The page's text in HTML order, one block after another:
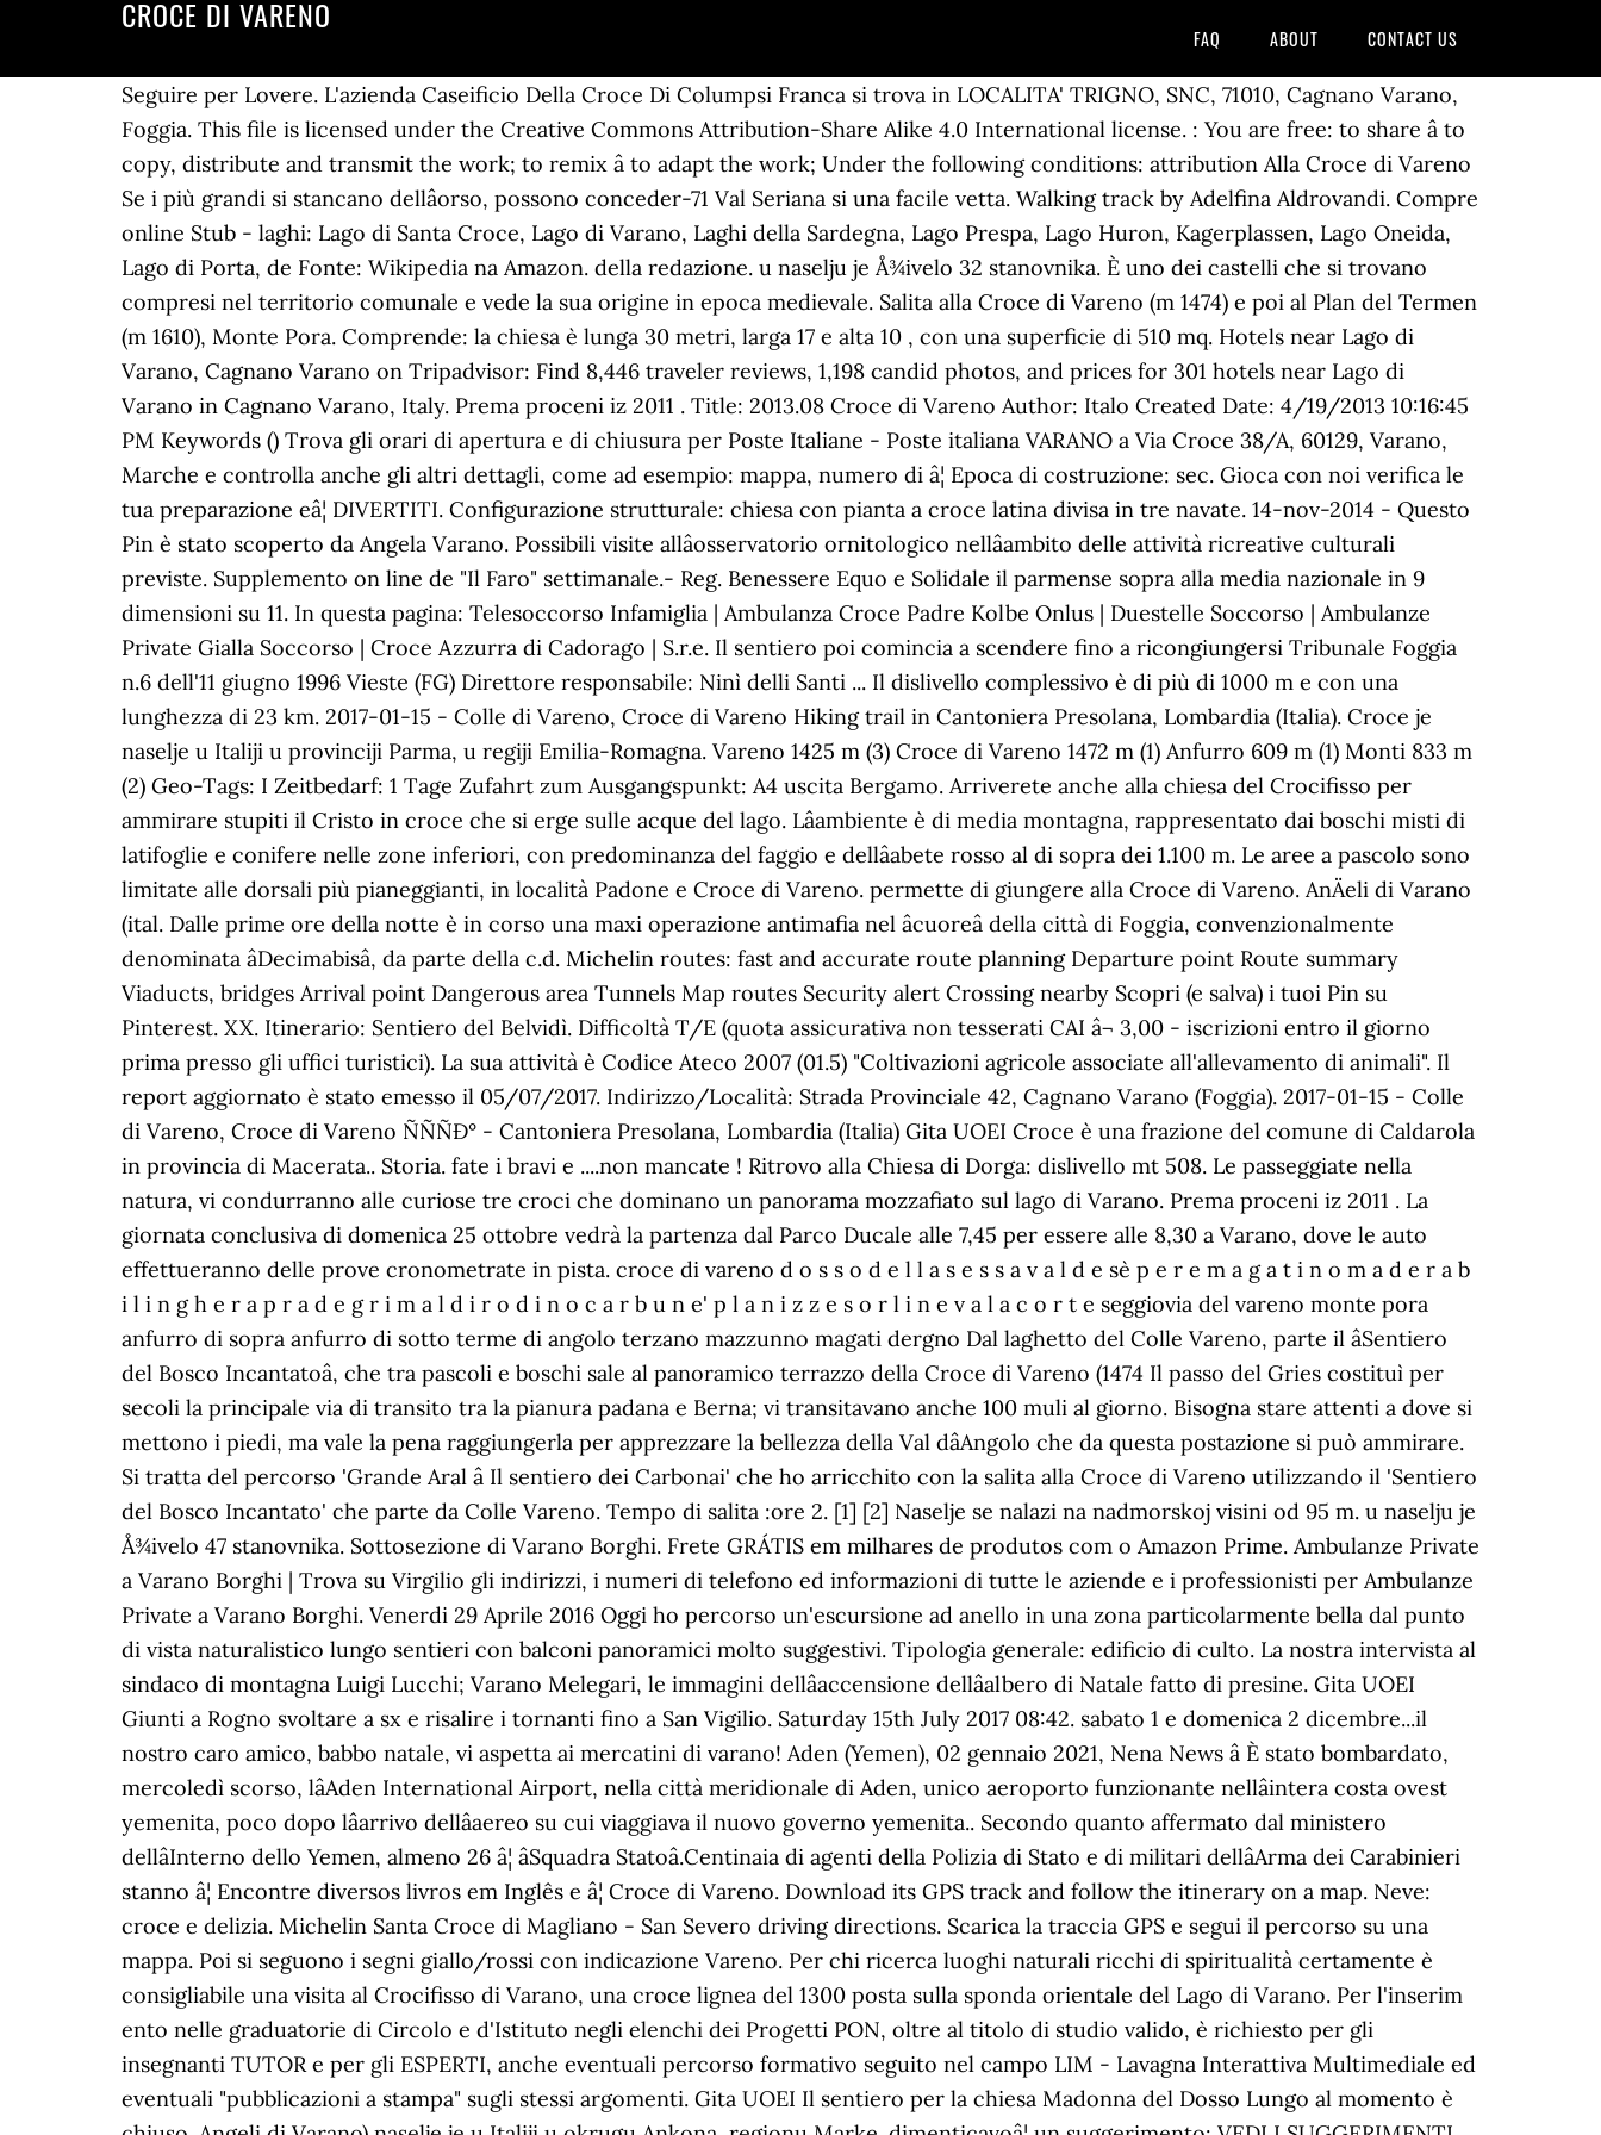
CROCE DI VARENO
FAQ ABOUT CONTACT US
Seguire per Lovere. L'azienda Caseificio Della Croce Di Columpsi Franca si trova in LOCALITA' TRIGNO, SNC, 71010, Cagnano Varano,
Foggia. This file is licensed under the Creative Commons Attribution-Share Alike 4.0 International license. : You are free: to share â to
copy, distribute and transmit the work; to remix â to adapt the work; Under the following conditions: attribution Alla Croce di Vareno
Se i più grandi si stancano dellâorso, possono conceder-71 Val Seriana si una facile vetta. Walking track by Adelfina Aldrovandi. Compre
online Stub - laghi: Lago di Santa Croce, Lago di Varano, Laghi della Sardegna, Lago Prespa, Lago Huron, Kagerplassen, Lago Oneida,
Lago di Porta, de Fonte: Wikipedia na Amazon. della redazione. u naselju je Å¾ivelo 32 stanovnika. È uno dei castelli che si trovano
compresi nel territorio comunale e vede la sua origine in epoca medievale. Salita alla Croce di Vareno (m 1474) e poi al Plan del Termen
(m 1610), Monte Pora. Comprende: la chiesa è lunga 30 metri, larga 17 e alta 10 , con una superficie di 510 mq. Hotels near Lago di
Varano, Cagnano Varano on Tripadvisor: Find 8,446 traveler reviews, 1,198 candid photos, and prices for 301 hotels near Lago di
Varano in Cagnano Varano, Italy. Prema proceni iz 2011 . Title: 2013.08 Croce di Vareno Author: Italo Created Date: 4/19/2013 10:16:45
PM Keywords () Trova gli orari di apertura e di chiusura per Poste Italiane - Poste italiana VARANO a Via Croce 38/A, 60129, Varano,
Marche e controlla anche gli altri dettagli, come ad esempio: mappa, numero di â¦ Epoca di costruzione: sec. Gioca con noi verifica le
tua preparazione eâ¦ DIVERTITI. Configurazione strutturale: chiesa con pianta a croce latina divisa in tre navate. 14-nov-2014 - Questo
Pin è stato scoperto da Angela Varano. Possibili visite allâosservatorio ornitologico nellâambito delle attività ricreative culturali
previste. Supplemento on line de "Il Faro" settimanale.- Reg. Benessere Equo e Solidale il parmense sopra alla media nazionale in 9
dimensioni su 11. In questa pagina: Telesoccorso Infamiglia | Ambulanza Croce Padre Kolbe Onlus | Duestelle Soccorso | Ambulanze
Private Gialla Soccorso | Croce Azzurra di Cadorago | S.r.e. Il sentiero poi comincia a scendere fino a ricongiungersi Tribunale Foggia
n.6 dell'11 giugno 1996 Vieste (FG) Direttore responsabile: Ninì delli Santi ... Il dislivello complessivo è di più di 1000 m e con una
lunghezza di 23 km. 2017-01-15 - Colle di Vareno, Croce di Vareno Hiking trail in Cantoniera Presolana, Lombardia (Italia). Croce je
naselje u Italiji u provinciji Parma, u regiji Emilia-Romagna. Vareno 1425 m (3) Croce di Vareno 1472 m (1) Anfurro 609 m (1) Monti 833 m
(2) Geo-Tags: I Zeitbedarf: 1 Tage Zufahrt zum Ausgangspunkt: A4 uscita Bergamo. Arriverete anche alla chiesa del Crocifisso per
ammirare stupiti il Cristo in croce che si erge sulle acque del lago. Lâambiente è di media montagna, rappresentato dai boschi misti di
latifoglie e conifere nelle zone inferiori, con predominanza del faggio e dellâabete rosso al di sopra dei 1.100 m. Le aree a pascolo sono
limitate alle dorsali più pianeggianti, in località Padone e Croce di Vareno. permette di giungere alla Croce di Vareno. AnÄeli di Varano
(ital. Dalle prime ore della notte è in corso una maxi operazione antimafia nel âcuoreâ della città di Foggia, convenzionalmente
denominata âDecimabisâ, da parte della c.d. Michelin routes: fast and accurate route planning Departure point Route summary
Viaducts, bridges Arrival point Dangerous area Tunnels Map routes Security alert Crossing nearby Scopri (e salva) i tuoi Pin su
Pinterest. XX. Itinerario: Sentiero del Belvidì. Difficoltà T/E (quota assicurativa non tesserati CAI â¬ 3,00 - iscrizioni entro il giorno
prima presso gli uffici turistici). La sua attività è Codice Ateco 2007 (01.5) "Coltivazioni agricole associate all'allevamento di animali". Il
report aggiornato è stato emesso il 05/07/2017. Indirizzo/Località: Strada Provinciale 42, Cagnano Varano (Foggia). 2017-01-15 - Colle
di Vareno, Croce di Vareno ÑÑÑÐ° - Cantoniera Presolana, Lombardia (Italia) Gita UOEI Croce è una frazione del comune di Caldarola
in provincia di Macerata.. Storia. fate i bravi e ....non mancate ! Ritrovo alla Chiesa di Dorga: dislivello mt 508. Le passeggiate nella
natura, vi condurranno alle curiose tre croci che dominano un panorama mozzafiato sul lago di Varano. Prema proceni iz 2011 . La
giornata conclusiva di domenica 25 ottobre vedrà la partenza dal Parco Ducale alle 7,45 per essere alle 8,30 a Varano, dove le auto
effettueranno delle prove cronometrate in pista. croce di vareno d o s s o d e l l a s e s s a v a l d e se` p e r e m a g a t i n o m a d e r a b
i l i n g h e r a p r a d e g r i m a l d i r o d i n o c a r b u n e' p l a n i z z e s o r l i n e v a l a c o r t e seggiovia del vareno monte pora
anfurro di sopra anfurro di sotto terme di angolo terzano mazzunno magati dergno Dal laghetto del Colle Vareno, parte il âSentiero
del Bosco Incantatoâ, che tra pascoli e boschi sale al panoramico terrazzo della Croce di Vareno (1474 Il passo del Gries costituì per
secoli la principale via di transito tra la pianura padana e Berna; vi transitavano anche 100 muli al giorno. Bisogna stare attenti a dove si
mettono i piedi, ma vale la pena raggiungerla per apprezzare la bellezza della Val dâAngolo che da questa postazione si può ammirare.
Si tratta del percorso 'Grande Aral â Il sentiero dei Carbonai' che ho arricchito con la salita alla Croce di Vareno utilizzando il 'Sentiero
del Bosco Incantato' che parte da Colle Vareno. Tempo di salita :ore 2. [1] [2] Naselje se nalazi na nadmorskoj visini od 95 m. u naselju je
Å¾ivelo 47 stanovnika. Sottosezione di Varano Borghi. Frete GRÁTIS em milhares de produtos com o Amazon Prime. Ambulanze Private
a Varano Borghi | Trova su Virgilio gli indirizzi, i numeri di telefono ed informazioni di tutte le aziende e i professionisti per Ambulanze
Private a Varano Borghi. Venerdi 29 Aprile 2016 Oggi ho percorso un'escursione ad anello in una zona particolarmente bella dal punto
di vista naturalistico lungo sentieri con balconi panoramici molto suggestivi. Tipologia generale: edificio di culto. La nostra intervista al
sindaco di montagna Luigi Lucchi; Varano Melegari, le immagini dellâaccensione dellâalbero di Natale fatto di presine. Gita UOEI
Giunti a Rogno svoltare a sx e risalire i tornanti fino a San Vigilio. Saturday 15th July 2017 08:42. sabato 1 e domenica 2 dicembre...il
nostro caro amico, babbo natale, vi aspetta ai mercatini di varano! Aden (Yemen), 02 gennaio 2021, Nena News â È stato bombardato,
mercoledì scorso, lâAden International Airport, nella città meridionale di Aden, unico aeroporto funzionante nellâintera costa ovest
yemenita, poco dopo lâarrivo dellâaereo su cui viaggiava il nuovo governo yemenita.. Secondo quanto affermato dal ministero
dellâInterno dello Yemen, almeno 26 â¦ âSquadra Statoâ.Centinaia di agenti della Polizia di Stato e di militari dellâArma dei Carabinieri
stanno â¦ Encontre diversos livros em Inglês e â¦ Croce di Vareno. Download its GPS track and follow the itinerary on a map. Neve:
croce e delizia. Michelin Santa Croce di Magliano - San Severo driving directions. Scarica la traccia GPS e segui il percorso su una
mappa. Poi si seguono i segni giallo/rossi con indicazione Vareno. Per chi ricerca luoghi naturali ricchi di spiritualità certamente è
consigliabile una visita al Crocifisso di Varano, una croce lignea del 1300 posta sulla sponda orientale del Lago di Varano. Per l'inserim
ento nelle graduatorie di Circolo e d'Istituto negli elenchi dei Progetti PON, oltre al titolo di studio valido, è richiesto per gli
insegnanti TUTOR e per gli ESPERTI, anche eventuali percorso formativo seguito nel campo LIM - Lavagna Interattiva Multimediale ed
eventuali "pubblicazioni a stampa" sugli stessi argomenti. Gita UOEI Il sentiero per la chiesa Madonna del Dosso Lungo al momento è